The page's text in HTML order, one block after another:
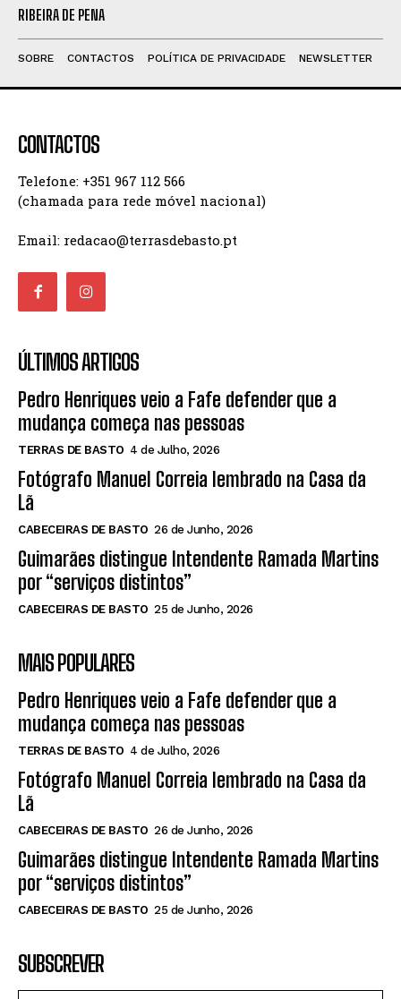
RIBEIRA DE PENA
SOBRE CONTACTOS POLÍTICA DE PRIVACIDADE NEWSLETTER
CONTACTOS
Telefone: +351 967 112 566
(chamada para rede móvel nacional)
Email: redacao@terrasdebasto.pt
ÚLTIMOS ARTIGOS
Pedro Henriques veio a Fafe defender que a
mudança começa nas pessoas
TERRAS DE BASTO 4 de Julho, 2026
Fotógrafo Manuel Correia lembrado na Casa da
Lã
CABECEIRAS DE BASTO 26 de Junho, 2026
Guimarães distingue Intendente Ramada Martins
por “serviços distintos”
CABECEIRAS DE BASTO 25 de Junho, 2026
MAIS POPULARES
Pedro Henriques veio a Fafe defender que a
mudança começa nas pessoas
TERRAS DE BASTO 4 de Julho, 2026
Fotógrafo Manuel Correia lembrado na Casa da
Lã
CABECEIRAS DE BASTO 26 de Junho, 2026
Guimarães distingue Intendente Ramada Martins
por “serviços distintos”
CABECEIRAS DE BASTO 25 de Junho, 2026
SUBSCREVER